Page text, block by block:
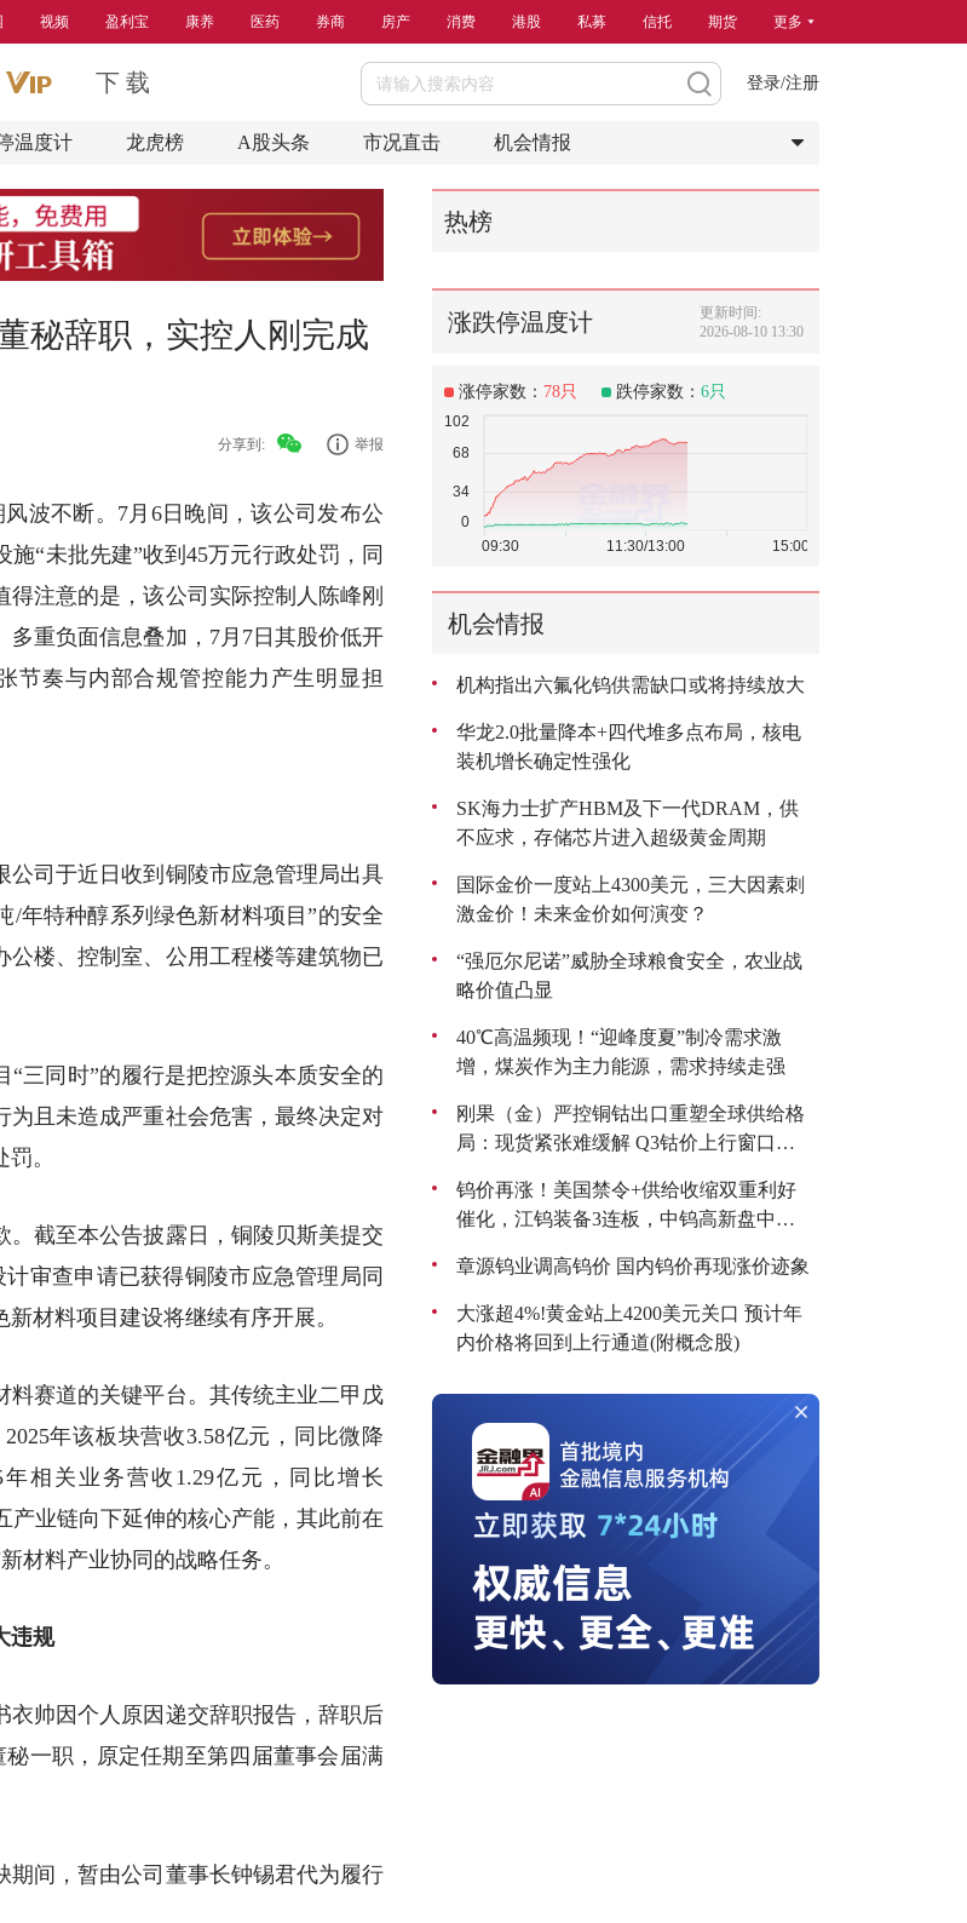
视频 盈利宝 康养 医药 券商 房产 消费 港股 私募 信托 期货 更多
下 载 登录/注册
温度计 龙虎榜 A股头条 市况直击 机会情报
秘辞职，实控人刚完成
分享到: 举报
风波不断。7月6日晚间，该公司发布公
施“未批先建”收到45万元行政处罚，同
注意的是，该公司实际控制人陈峰刚
重负面信息叠加，7月7日其股价低开
节奏与内部合规管控能力产生明显担
司于近日收到铜陵市应急管理局出具
/年特种醇系列绿色新材料项目”的安全
公楼、控制室、公用工程楼等建筑物已
三同时”的履行是把控源头本质安全的
且未造成严重社会危害，最终决定对
。
。截至本公告披露日，铜陵贝斯美提交
审查申请已获得铜陵市应急管理局同
材料项目建设将继续有序开展。
赛道的关键平台。其传统主业二甲戊
年该板块营收3.58亿元，同比微降
相关业务营收1.29亿元，同比增长
产业链向下延伸的核心产能，其此前在
材料产业协同的战略任务。
违规
衣帅因个人原因递交辞职报告，辞职后
一职，原定任期至第四届董事会届满
间，暂由公司董事长钟锡君代为履行
热榜
涨跌停温度计
更新时间:
2026-08-10 13:30
涨停家数： 78只 跌停家数： 6只
机会情报
机构指出六氟化钨供需缺口或将持续放大
华龙2.0批量降本+四代堆多点布局，核电
装机增长确定性强化
SK海力士扩产HBM及下一代DRAM，供
不应求，存储芯片进入超级黄金周期
国际金价一度站上4300美元，三大因素刺
激金价！未来金价如何演变？
“强厄尔尼诺”威胁全球粮食安全，农业战
略价值凸显
40℃高温频现！“迎峰度夏”制冷需求激
增，煤炭作为主力能源，需求持续走强
刚果（金）严控铜钴出口重塑全球供给格
局：现货紧张难缓解 Q3钴价上行窗口打
钨价再涨！美国禁令+供给收缩双重利好
催化，江钨装备3连板，中钨高新盘中封
章源钨业调高钨价 国内钨价再现涨价迹象
大涨超4%!黄金站上4200美元关口 预计年
内价格将回到上行通道(附概念股)